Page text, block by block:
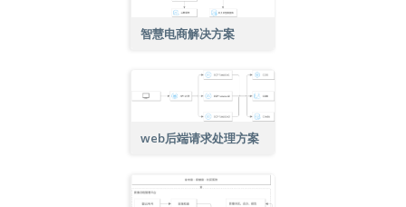
智慧电商解决方案
web后端请求处理方案